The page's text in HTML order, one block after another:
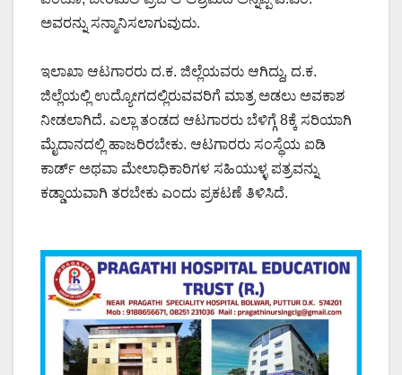
ಅವರನ್ನು ಸನ್ಮಾನಿಸಲಾಗುವುದು.
ಇಲಾಖಾ ಆಟಗಾರರು ದ.ಕ. ಜಿಲ್ಲೆಯವರು ಆಗಿದ್ದು, ದ.ಕ.
ಜಿಲ್ಲೆಯಲ್ಲಿ ಉದ್ಯೋಗದಲ್ಲಿರುವವರಿಗೆ ಮಾತ್ರ ಅಡಲು ಅವಕಾಶ
ನೀಡಲಾಗಿದೆ. ಎಲ್ಲಾ ತಂಡದ ಆಟಗಾರರು ಬೆಳಿಗ್ಗೆ 8ಕ್ಕೆ ಸರಿಯಾಗಿ
ಮೈದಾನದಲ್ಲಿ ಹಾಜರಿರಬೇಕು. ಆಟಗಾರರು ಸಂಸ್ಥೆಯ ಐಡಿ
ಕಾರ್ಡ್ ಅಥವಾ ಮೇಲಾಧಿಕಾರಿಗಳ ಸಹಿಯುಳ್ಳ ಪತ್ರವನ್ನು
ಕಡ್ಡಾಯವಾಗಿ ತರಬೇಕು ಎಂದು ಪ್ರಕಟಣೆ ತಿಳಿಸಿದೆ.